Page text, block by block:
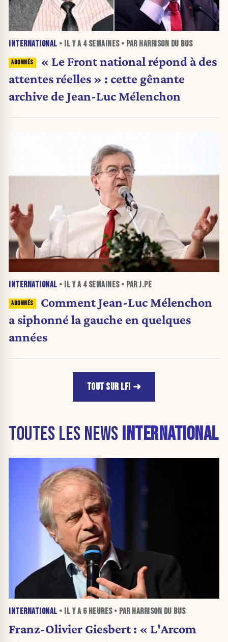
INTERNATIONAL • IL Y A 4 SEMAINES• PAR HARRISON DU BUS
« Le Front national répond à des
attentes réelles » : cette gênante
archive de Jean-Luc Mélenchon
INTERNATIONAL • IL Y A 4 SEMAINES• PAR J.PE
Comment Jean-Luc Mélenchon
a siphonné la gauche en quelques
années
TOUT SUR LFI
TOUTES LES NEWS INTERNATIONAL
INTERNATIONAL • IL Y A 6 HEURES• PAR HARRISON DU BUS
Franz-Olivier Giesbert : « L'Arcom